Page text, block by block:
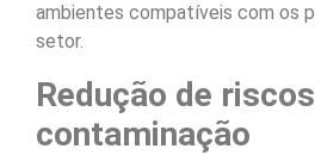
ambientes compatíveis com os
setor.
Redução de
contaminação